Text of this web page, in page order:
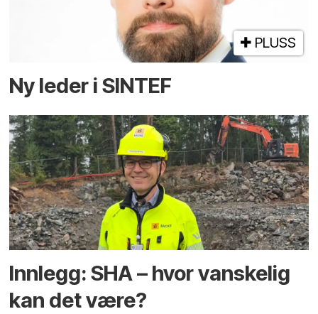
PLUSS
Ny leder i SINTEF
Innlegg: SHA – hvor vanskelig
kan det være?